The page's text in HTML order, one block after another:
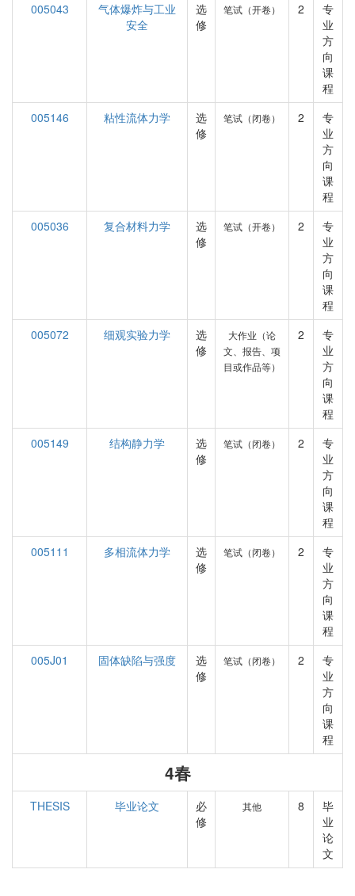
005043
气体爆炸与工业
安全
选
修
笔试（开卷） 2
专
业
方
向
课
程
005146
粘性流体力学
选
修
笔试（闭卷） 2
专
业
方
向
课
程
005036
复合材料力学
选
修
笔试（开卷） 2
专
业
方
向
课
程
005072
细观实验力学
选
修
大作业（论
文、报告、项
目或作品等）
2
专
业
方
向
课
程
005149
结构静力学
选
修
笔试（闭卷） 2
专
业
方
向
课
程
005111
多相流体力学
选
修
笔试（闭卷） 2
专
业
方
向
课
程
005J01
固体缺陷与强度
选
修
笔试（闭卷） 2
专
业
方
向
课
程
4春
THESIS 毕业论文
必
修
其他 8
毕
业
论
文